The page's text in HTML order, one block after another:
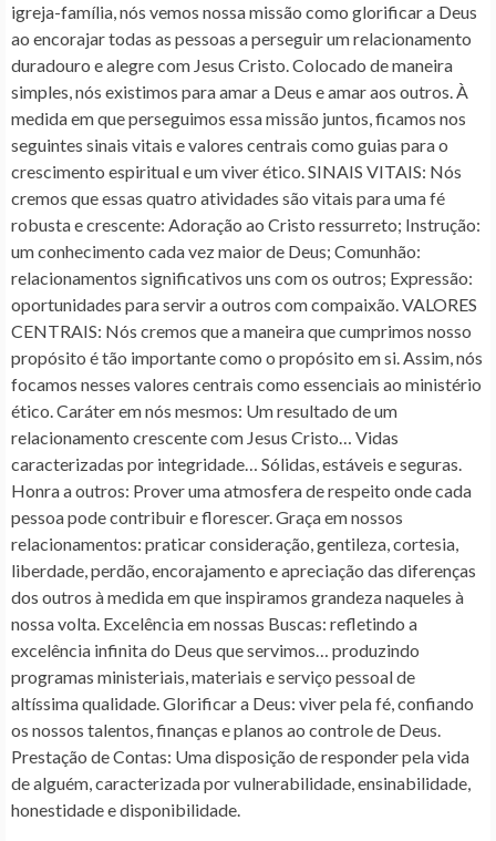
igreja-família, nós vemos nossa missão como glorificar a Deus
ao encorajar todas as pessoas a perseguir um relacionamento
duradouro e alegre com Jesus Cristo. Colocado de maneira
simples, nós existimos para amar a Deus e amar aos outros. À
medida em que perseguimos essa missão juntos, ficamos nos
seguintes sinais vitais e valores centrais como guias para o
crescimento espiritual e um viver ético. SINAIS VITAIS: Nós
cremos que essas quatro atividades são vitais para uma fé
robusta e crescente: Adoração ao Cristo ressurreto; Instrução:
um conhecimento cada vez maior de Deus; Comunhão:
relacionamentos significativos uns com os outros; Expressão:
oportunidades para servir a outros com compaixão. VALORES
CENTRAIS: Nós cremos que a maneira que cumprimos nosso
propósito é tão importante como o propósito em si. Assim, nós
focamos nesses valores centrais como essenciais ao ministério
ético. Caráter em nós mesmos: Um resultado de um
relacionamento crescente com Jesus Cristo… Vidas
caracterizadas por integridade… Sólidas, estáveis e seguras.
Honra a outros: Prover uma atmosfera de respeito onde cada
pessoa pode contribuir e florescer. Graça em nossos
relacionamentos: praticar consideração, gentileza, cortesia,
liberdade, perdão, encorajamento e apreciação das diferenças
dos outros à medida em que inspiramos grandeza naqueles à
nossa volta. Excelência em nossas Buscas: refletindo a
excelência infinita do Deus que servimos… produzindo
programas ministeriais, materiais e serviço pessoal de
altíssima qualidade. Glorificar a Deus: viver pela fé, confiando
os nossos talentos, finanças e planos ao controle de Deus.
Prestação de Contas: Uma disposição de responder pela vida
de alguém, caracterizada por vulnerabilidade, ensinabilidade,
honestidade e disponibilidade.